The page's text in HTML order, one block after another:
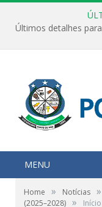
MENU
Home » Notícias »
(2025–2028) »